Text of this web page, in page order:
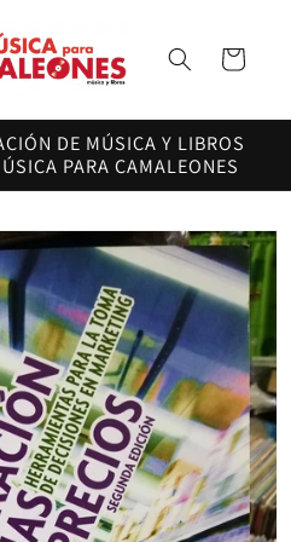
Carrito
DE MÚSICA Y LIBROS
PARA CAMALEONES